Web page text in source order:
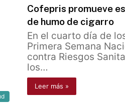
Cofepris promueve
de humo de cigarro
En el cuarto día de
Primera Semana
contra Riesgos
los…
Leer más »